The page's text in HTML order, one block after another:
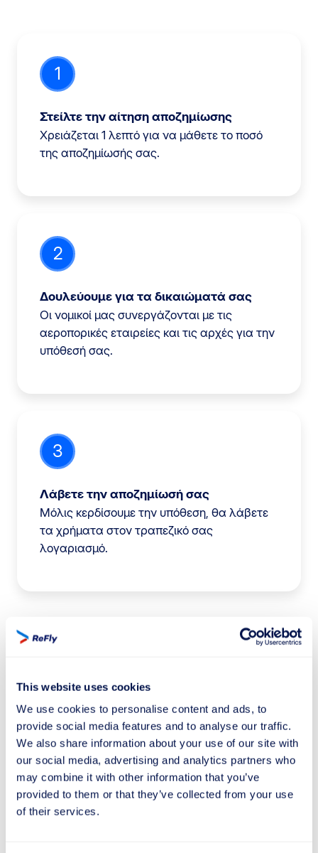
This website uses cookies
We use cookies to personalise content and ads, to
provide social media features and to analyse our traffic.
We also share information about your use of our site with
our social media, advertising and analytics partners who
may combine it with other information that you’ve
provided to them or that they’ve collected from your use
of their services.
1
Στείλτε την αίτηση αποζημίωσης
Χρειάζεται 1 λεπτό για να μάθετε το ποσό
της αποζημίωσής σας.
2
Δουλεύουμε για τα δικαιώματά σας
Οι νομικοί μας συνεργάζονται με τις
αεροπορικές εταιρείες και τις αρχές για την
υπόθεσή σας.
3
Λάβετε την αποζημίωσή σας
Μόλις κερδίσουμε την υπόθεση, θα λάβετε
τα χρήματα στον τραπεζικό σας
λογαριασμό.
Γνωρίστε τα δικαιώματά σας σε
περίπτωση καθυστέρησης πτήσης,
βελτιώστε την εμπειρία του
ταξιδιού σας!
Σε περίπτωση άρνησης επιβίβασης κατά της